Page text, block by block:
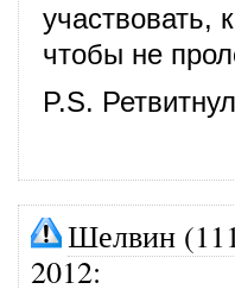
участвовать,
чтобы не
P.S.
Шелвин
2012: